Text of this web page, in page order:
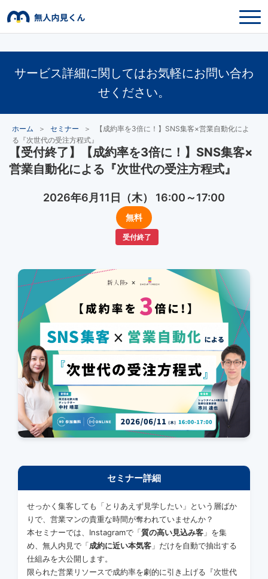
サービス詳細に関してはお気軽にお問い合わ
せください。
ホーム ＞ セミナー ＞
【成約率を3倍に！】SNS集客×営業自動化によ
る『次世代の受注方程式』
【受付終了】【成約率を3倍に！】SNS集客×
営業自動化による『次世代の受注方程式』
2026年6月11日（木） 16:00～17:00
無料
受付終了
セミナー詳細
せっかく集客しても「とりあえず見学したい」という層ばか
りで、営業マンの貴重な時間が奪われていませんか？
本セミナーでは、Instagramで「質の高い見込み客 」を集
め、無人内見で「成約に近い本気客 」だけを自動で抽出する
仕組みを大公開します。
限られた営業リソースで成約率を劇的に引き上げる『次世代